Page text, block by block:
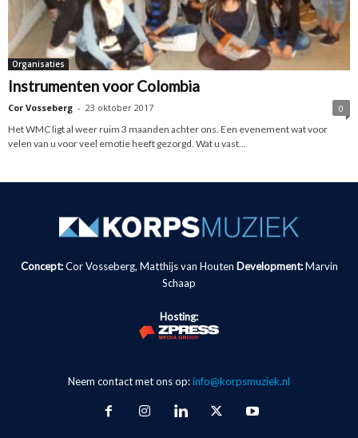
Organisaties
Instrumenten voor Colombia
Cor Vosseberg - 23 oktober 2017
0
Het WMC ligt al weer ruim 3 maanden achter ons. Een evenement wat voor
velen van u voor veel emotie heeft gezorgd. Wat u vast...
Concept:Cor Vosseberg, Matthijs van Houten Development: Marvin
Schaap
Hosting:
Neem contact met ons op:info@korpsmuziek.nl